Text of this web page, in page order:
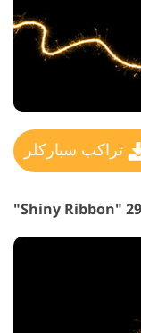
تراكب سباركلر